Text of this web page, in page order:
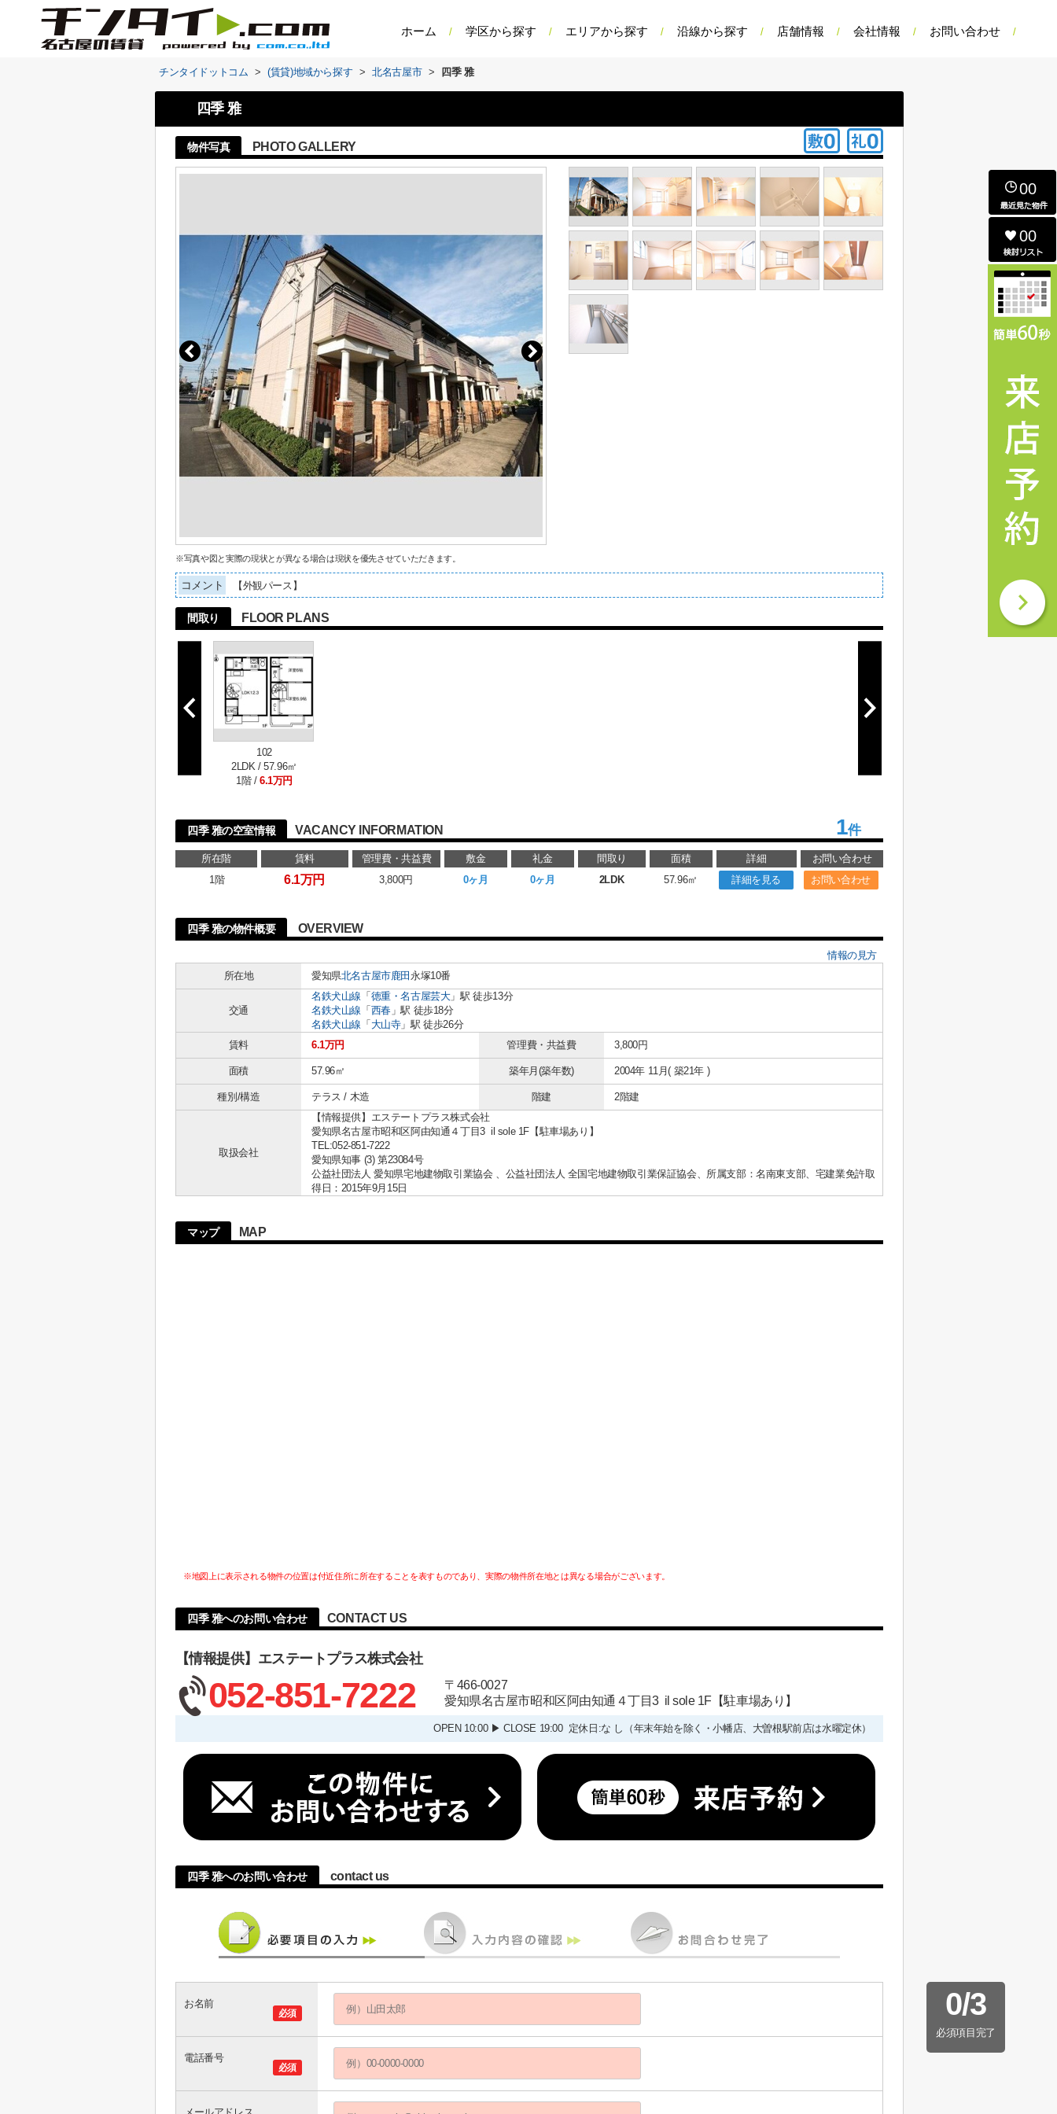
ホーム 学区から探す エリアから探す 沿線から探す 店舗情報 会社情報 お問い合わせ
チンタイドットコム > (賃貸)地域から探す > 北名古屋市 > 四季 雅
四季 雅
物件写真 PHOTO GALLERY
※写真や図と実際の現状とが異なる場合は現状を優先させていただきます。
コメント 【外観パース】
間取り FLOOR PLANS
102
2LDK / 57.96㎡
1階 / 6.1万円
四季 雅の空室情報 VACANCY INFORMATION 1件
所在階 賃料 管理費・共益費 敷金 礼金 間取り 面積 詳細
お問い合わせ
1階
6.1万円 3,800円 0ヶ月 0ヶ月 2LDK 57.96㎡ 詳細を見る お問い合わせ
四季 雅の物件概要 OVERVIEW
情報の見方
所在地
愛知県北名古屋市鹿田永塚10番
交通
名鉄犬山線 「 徳重・名古屋芸大」駅 徒歩13分
名鉄犬山線 「 西春」駅 徒歩18分
名鉄犬山線 「 大山寺」駅 徒歩26分
賃料
6.1万円 管理費・共益費 3,800円
面積 57.96㎡ 築年月(築年数) 2004年 11月( 築21年 )
種別/構造 テラス / 木造 階建 2階建
取扱会社
【情報提供】エステートプラス株式会社
愛知県名古屋市昭和区阿由知通４丁目3 il sole 1F【駐車場あり】
TEL:052-851-7222
愛知県知事 (3) 第23084号
公益社団法人 愛知県宅地建物取引業協会 、公益社団法人 全国宅地建物取引業保証協会、所属支部：名南東支部、宅建業免許取
得日：2015年9月15日
マップ MAP
※地図上に表示される物件の位置は付近住所に所在することを表すものであり、実際の物件所在地とは異なる場合がございます。
四季 雅へのお問い合わせ CONTACT US
【情報提供】エステートプラス株式会社
052-851-7222
〒466-0027
愛知県名古屋市昭和区阿由知通４丁目3 il sole 1F【駐車場あり】
OPEN 10:00 ▶ CLOSE 19:00 定休日:な し（年末年始を除く・小幡店、大曽根駅前店は水曜定休）
四季 雅へのお問い合わせ contact us
0/3
必須項目完了
必須
お名前
必須
電話番号
00
00